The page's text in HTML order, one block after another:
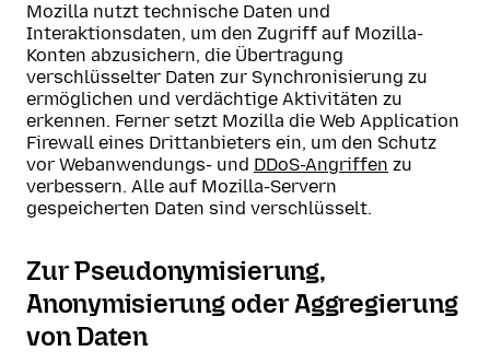
Mozilla nutzt technische Daten und
Interaktionsdaten, um den Zugriff auf Mozilla-
Konten abzusichern, die Übertragung
verschlüsselter Daten zur Synchronisierung zu
ermöglichen und verdächtige Aktivitäten zu
erkennen. Ferner setzt Mozilla die Web Application
Firewall eines Drittanbieters ein, um den Schutz
vor Webanwendungs- und DDoS-Angriffen zu
verbessern. Alle auf Mozilla-Servern
gespeicherten Daten sind verschlüsselt.
Zur Pseudonymisierung,
Anonymisierung oder Aggregierung
von Daten